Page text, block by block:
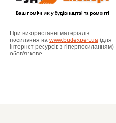
При використанні матеріалів
посилання на www.budexpert.ua (для
інтернет ресурсів з гіперпосиланням)
обов'язкове.